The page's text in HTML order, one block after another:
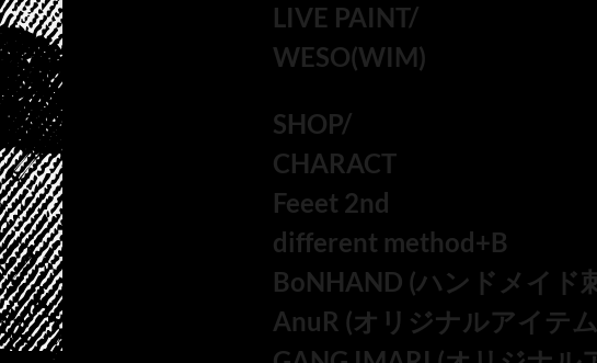
LIVE PAINT/
WESO(WIM)
SHOP/
CHARACT
Feeet 2nd
different method+B
BoNHAND (ハンドメイド
AnuR (オリジナルアイテ